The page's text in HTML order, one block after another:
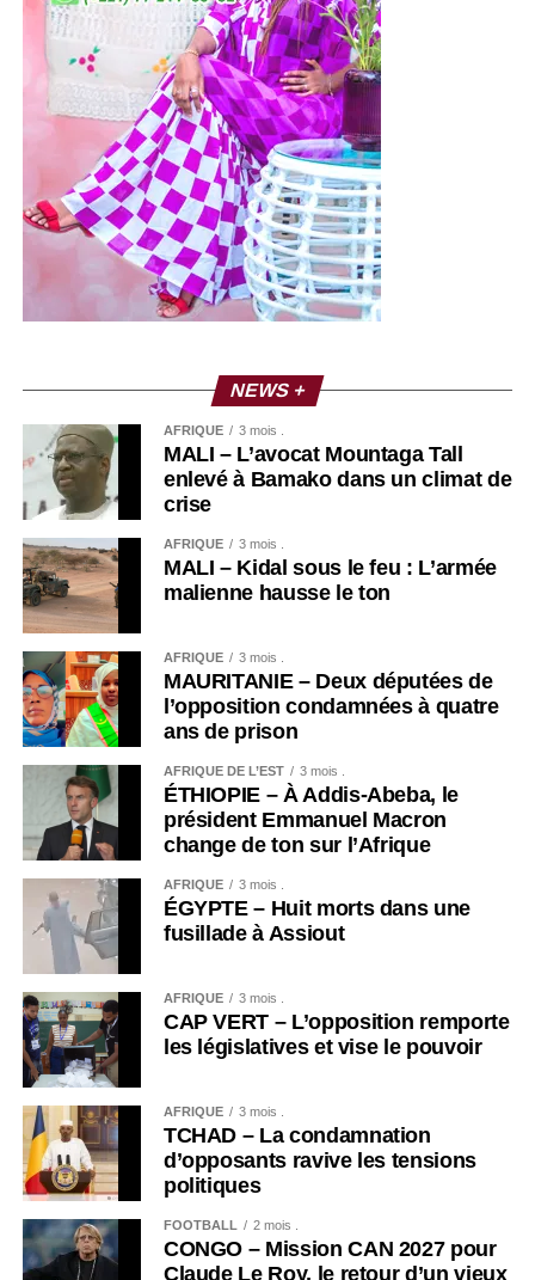
NEWS +
AFRIQUE 3 mois .
MALI – L’avocat Mountaga Tall
enlevé à Bamako dans un climat de
crise
AFRIQUE 3 mois .
MALI – Kidal sous le feu : L’armée
malienne hausse le ton
AFRIQUE 3 mois .
MAURITANIE – Deux députées de
l’opposition condamnées à quatre
ans de prison
AFRIQUE DE L’EST 3 mois .
ÉTHIOPIE – À Addis-Abeba, le
président Emmanuel Macron
change de ton sur l’Afrique
AFRIQUE 3 mois .
ÉGYPTE – Huit morts dans une
fusillade à Assiout
AFRIQUE 3 mois .
CAP VERT – L’opposition remporte
les législatives et vise le pouvoir
AFRIQUE 3 mois .
TCHAD – La condamnation
d’opposants ravive les tensions
politiques
FOOTBALL 2 mois .
CONGO – Mission CAN 2027 pour
Claude Le Roy, le retour d’un vieux